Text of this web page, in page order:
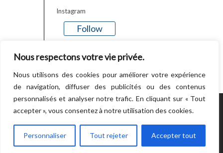
Nous respectons votre vie privée.
Nous utilisons des cookies pour améliorer votre expérience
de navigation, diffuser des publicités ou des contenus
personnalisés et analyser notre trafic. En cliquant sur « Tout
accepter », vous consentez à notre utilisation des cookies.
Personnaliser Tout rejeter Accepter tout
Instagram
Follow
POWERED BY WORDPRESS.CREATED BY
THEMESINDEP
RETOUR EN HAUT